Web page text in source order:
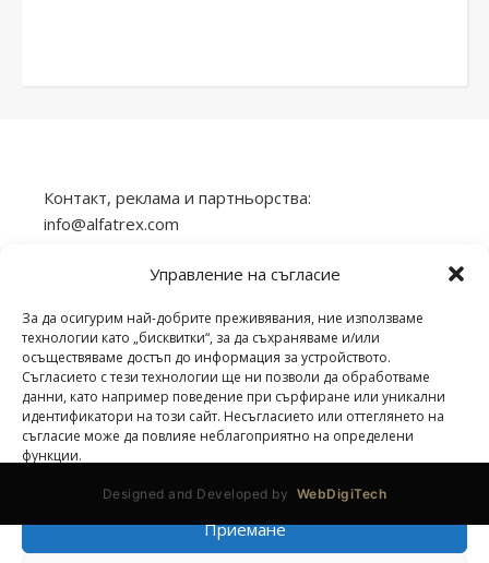
Управление на съгласие
За да осигурим най-добрите преживявания, ние използваме
технологии като „бисквитки“, за да съхраняваме и/или
осъществяваме достъп до информация за устройството.
Съгласието с тези технологии ще ни позволи да обработваме
данни, като например поведение при сърфиране или уникални
идентификатори на този сайт. Несъгласието или оттеглянето на
съгласие може да повлияе неблагоприятно на определени
функции.
Приемане
Контакт, реклама и партньорства:
info@alfatrex.com
Използването или публикуването на част или
цялото съдържание от сайта veilend.com без
разрешение е забранено.
veilend.com © Всички права запазени. | 2026 ©
Designed and Developed by WebDigiTech